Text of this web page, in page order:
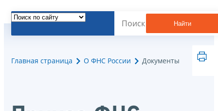
Найти
Главная страница О ФНС России Документы